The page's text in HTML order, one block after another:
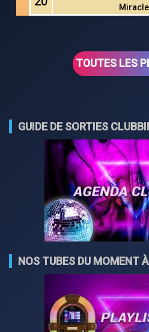
Miracle
TOUTES LES
GUIDE DE SORTIES
NOS TUBES DU MOMENT